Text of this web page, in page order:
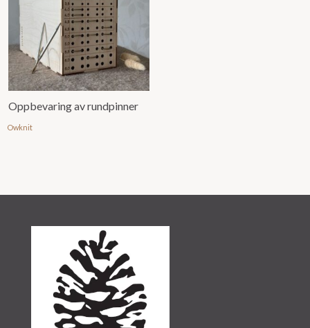
Oppbevaring av rundpinner
Owknit